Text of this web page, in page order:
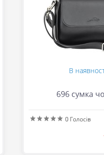
В
696 сумка
0 Голосів